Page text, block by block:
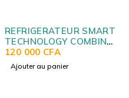
REFRIGERATEUR SMART
TECHNOLOGY COMBINE
3TIROIRS 133LITRES
GRIS STCB155H
120 000 CFA
Ajouter au panier